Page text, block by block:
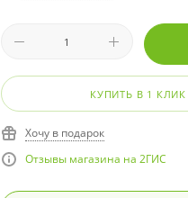
КУПИТЬ В 1 КЛИК
Хочу в подарок
Отзывы магазина на 2ГИС